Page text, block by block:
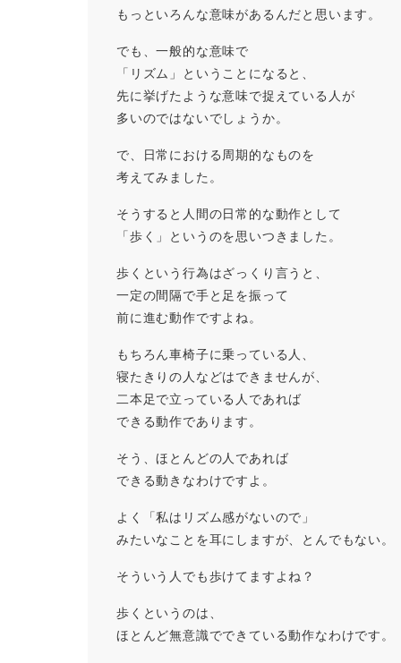
もっといろんな意味があるんだと思います。
でも、一般的な意味で
「リズム」ということになると、
先に挙げたような意味で捉えている人が
多いのではないでしょうか。
で、日常における周期的なものを
考えてみました。
そうすると人間の日常的な動作として
「歩く」というのを思いつきました。
歩くという行為はざっくり言うと、
一定の間隔で手と足を振って
前に進む動作ですよね。
もちろん車椅子に乗っている人、
寝たきりの人などはできませんが、
二本足で立っている人であれば
できる動作であります。
そう、ほとんどの人であれば
できる動きなわけですよ。
よく「私はリズム感がないので」
みたいなことを耳にしますが、とんでもない。
そういう人でも歩けてますよね？
歩くというのは、
ほとんど無意識でできている動作なわけです。